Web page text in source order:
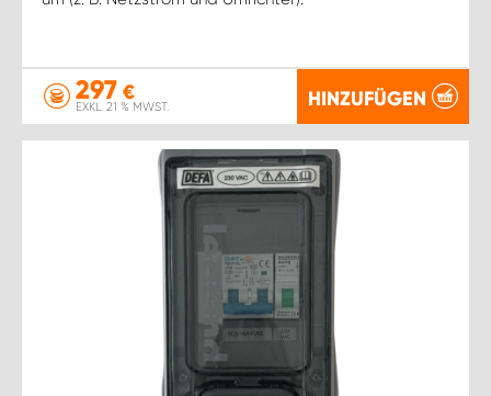
297 €
EXKL. 21 % MWST. HINZUFÜGEN